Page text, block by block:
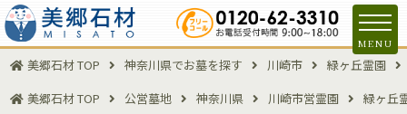
MENU
美郷石材 TOP 神奈川県でお墓を探す 川崎市
緑ヶ丘霊園
美郷石材 TOP
公営墓地 神奈川県 川崎市営霊園 緑ヶ丘